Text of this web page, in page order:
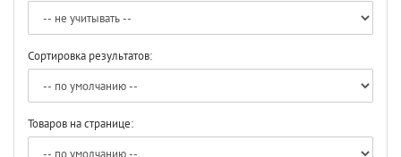
Сортировка результатов:
Товаров на странице: